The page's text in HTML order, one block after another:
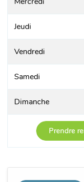
Jeudi
Vendredi
Samedi
Dimanche
Prendre